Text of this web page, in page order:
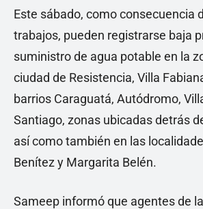
Este sábado, como consecuencia
trabajos, pueden registrarse baja
suministro de agua potable en la
ciudad de Resistencia, Villa
barrios Caraguatá, Autódromo,
Santiago, zonas ubicadas detrás
así como también en las
Benítez y Margarita Belén.
Sameep informó que agentes de